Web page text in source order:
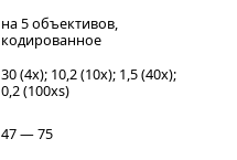
на 5 объективов,
кодированное
30 (4x); 10,2 (10x); 1,5 (40x);
0,2 (100xs)
47 — 75